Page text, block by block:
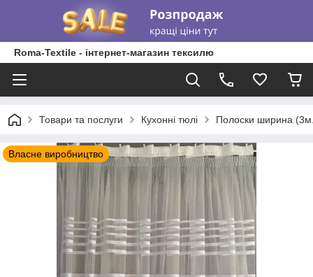
Roma-Textile - інтернет-магазин тексилю
Товари та послуги Кухонні тюлі Полоски ширина
Власне виробництво